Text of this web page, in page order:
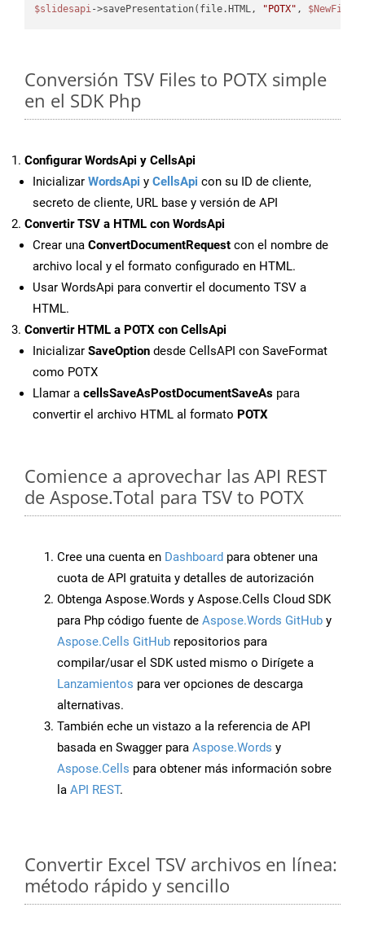
$slidesapi->savePresentation(file.HTML, "POTX" , $NewFile
Conversión TSV Files to POTX simple
en el SDK Php
Configurar WordsApi y CellsApi
Inicializar WordsApi y CellsApi con su ID de cliente,
secreto de cliente, URL base y versión de API
Convertir TSV a HTML con WordsApi
Crear una ConvertDocumentRequest con el nombre de
archivo local y el formato configurado en HTML.
Usar WordsApi para convertir el documento TSV a
HTML.
Convertir HTML a POTX con CellsApi
Inicializar SaveOption desde CellsAPI con SaveFormat
como POTX
Llamar a cellsSaveAsPostDocumentSaveAs para
convertir el archivo HTML al formato POTX
Comience a aprovechar las API REST
de Aspose.Total para TSV to POTX
Cree una cuenta en Dashboard para obtener una
cuota de API gratuita y detalles de autorización
Obtenga Aspose.Words y Aspose.Cells Cloud SDK
para Php código fuente de Aspose.Words GitHub y
Aspose.Cells GitHub repositorios para
compilar/usar el SDK usted mismo o Dirígete a
Lanzamientos para ver opciones de descarga
alternativas.
También eche un vistazo a la referencia de API
basada en Swagger para Aspose.Words y
Aspose.Cells para obtener más información sobre
la API REST.
Convertir Excel TSV archivos en línea:
método rápido y sencillo